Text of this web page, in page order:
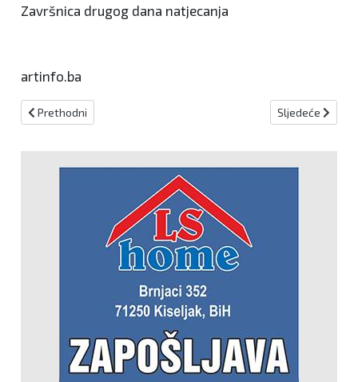
Završnica drugog dana natjecanja
artinfo.ba
Prethodni članak: Hajdučka obitelj dobila nove članove !
Prethodni Sljedeći
Sljedeće